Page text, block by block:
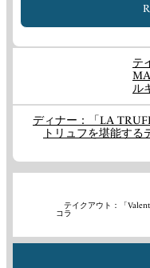
テ
ル
ディナー：「LA
トリュフを堪能する
テイクアウト：「
コラ